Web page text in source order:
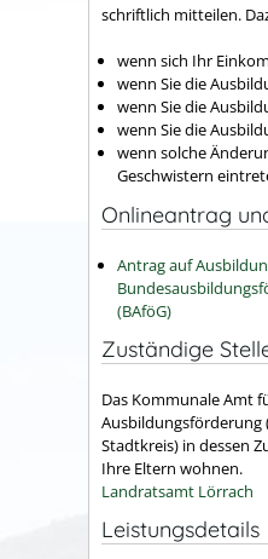
schriftlich mitteilen.
wenn sich Ihr
wenn Sie die
wenn Sie die
wenn Sie die
wenn solche
Geschwistern
Onlineantrag
Antrag auf
(BAföG)
Zuständige
Das Kommunale Amt
Stadtkreis) in dessen
Ihre Eltern wohnen.
Landratsamt Lörrach
Leistungsdetails